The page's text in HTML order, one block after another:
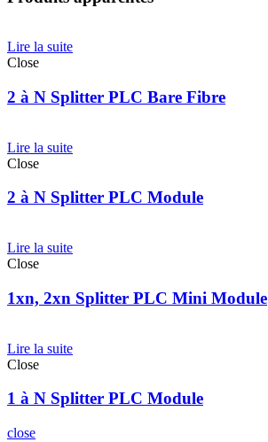
Lire la suite
Close
2 à N Splitter PLC Bare Fibre
Lire la suite
Close
2 à N Splitter PLC Module
Lire la suite
Close
1xn, 2xn Splitter PLC Mini Module
Lire la suite
Close
1 à N Splitter PLC Module
close